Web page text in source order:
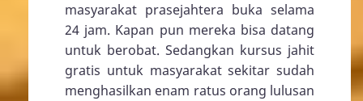
masyarakat prasejahtera buka selama
24 jam. Kapan pun mereka bisa datang
untuk berobat. Sedangkan kursus jahit
gratis untuk masyarakat sekitar sudah
menghasilkan enam ratus orang lulusan